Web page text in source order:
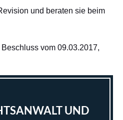
und beraten sie beim
vom 09.03.2017,
UND